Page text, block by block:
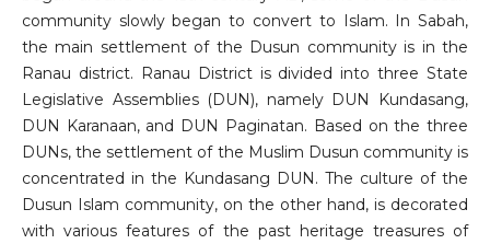
community slowly began to convert to Islam. In Sabah,
the main settlement of the Dusun community is in the
Ranau district. Ranau District is divided into three State
Legislative Assemblies (DUN), namely DUN Kundasang,
DUN Karanaan, and DUN Paginatan. Based on the three
DUNs, the settlement of the Muslim Dusun community is
concentrated in the Kundasang DUN. The culture of the
Dusun Islam community, on the other hand, is decorated
with various features of the past heritage treasures of